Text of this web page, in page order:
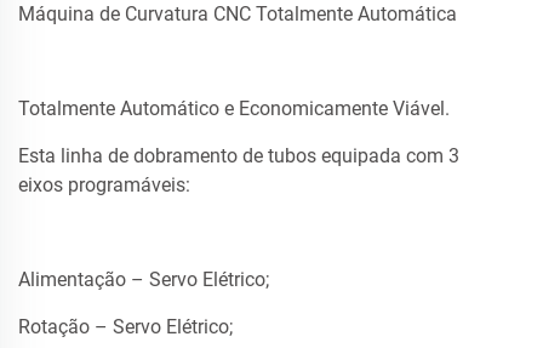
Máquina de Curvatura CNC Totalmente Automática
Totalmente Automático e Economicamente Viável.
Esta linha de dobramento de tubos equipada com 3
eixos programáveis:
Alimentação – Servo Elétrico;
Rotação – Servo Elétrico;